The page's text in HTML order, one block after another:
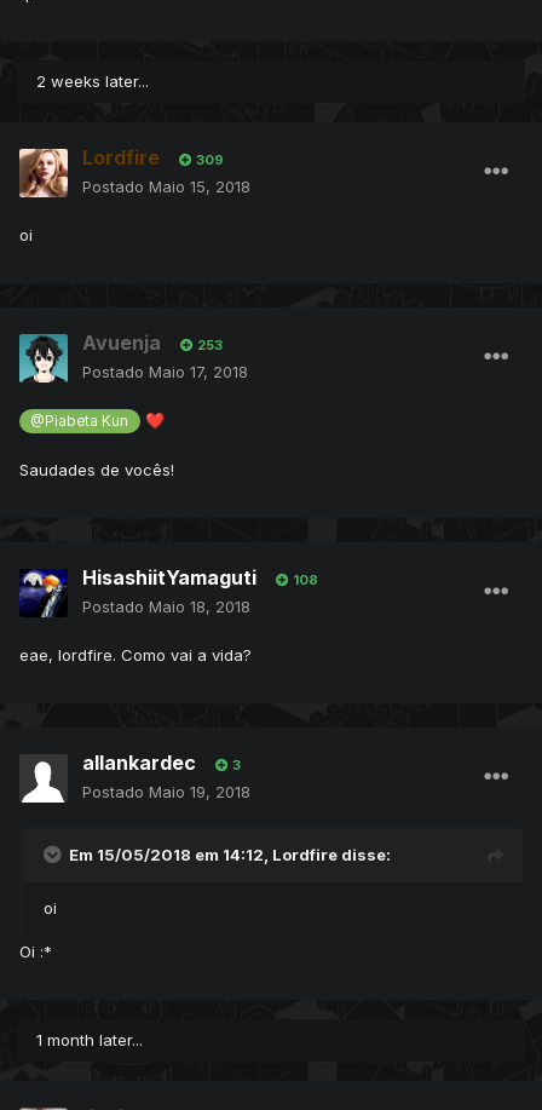
2 weeks later...
Lordfire 309
Postado Maio 15, 2018
oi
Avuenja 253
Postado Maio 17, 2018
@Piabeta Kun ❤️
Saudades de vocês!
HisashiitYamaguti 108
Postado Maio 18, 2018
eae, lordfire. Como vai a vida?
allankardec 3
Postado Maio 19, 2018
Em 15/05/2018 em 14:12, Lordfire disse:
oi
Oi :*
1 month later...